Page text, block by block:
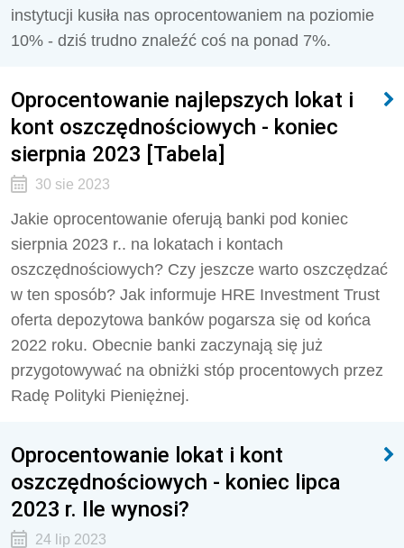
instytucji kusiła nas oprocentowaniem na poziomie
10% - dziś trudno znaleźć coś na ponad 7%.
Oprocentowanie najlepszych lokat i
kont oszczędnościowych - koniec
sierpnia 2023 [Tabela]
30 sie 2023
Jakie oprocentowanie oferują banki pod koniec
sierpnia 2023 r.. na lokatach i kontach
oszczędnościowych? Czy jeszcze warto oszczędzać
w ten sposób? Jak informuje HRE Investment Trust
oferta depozytowa banków pogarsza się od końca
2022 roku. Obecnie banki zaczynają się już
przygotowywać na obniżki stóp procentowych przez
Radę Polityki Pieniężnej.
Oprocentowanie lokat i kont
oszczędnościowych - koniec lipca
2023 r. Ile wynosi?
24 lip 2023